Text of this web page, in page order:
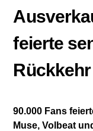
feierte
90.000 Fans
Muse, Volbeat